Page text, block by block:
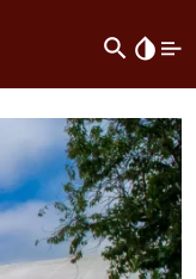
search invert_colors